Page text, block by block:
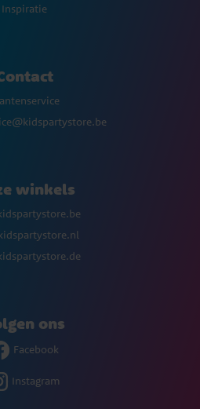
Inspiratie
winkels
ons
Facebook
Instagram